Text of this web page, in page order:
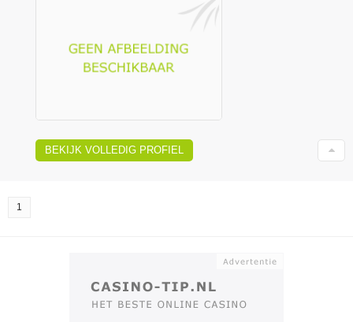
BEKIJK VOLLEDIG PROFIEL
1